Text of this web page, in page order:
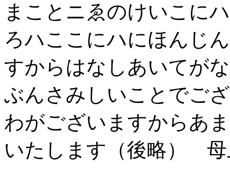
まことニゑのけいこに
ろハここにハにほんじ
すからはなしあいてが
ぶんさみしいことでご
わがございますからあ
いたします（後略）